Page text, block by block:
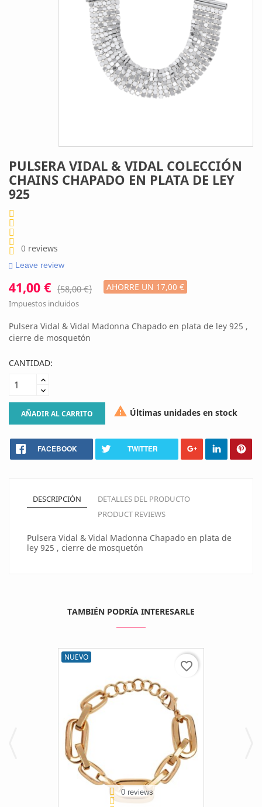
PULSERA VIDAL & VIDAL COLECCIÓN
CHAINS CHAPADO EN PLATA DE LEY
925
0 reviews
Leave review
41,00 € (58,00 €) AHORRE UN 17,00 €
Impuestos incluidos
Pulsera Vidal & Vidal Madonna Chapado en plata de ley 925 ,
cierre de mosquetón
CANTIDAD:
AÑADIR AL CARRITO  Últimas unidades en stock
FACEBOOK TWITTER
DESCRIPCIÓN
DETALLES DEL PRODUCTO
PRODUCT REVIEWS
Pulsera Vidal & Vidal Madonna Chapado en plata de
ley 925 , cierre de mosquetón
TAMBIÉN PODRÍA INTERESARLE
NUEVO
0 reviews
favorite_border